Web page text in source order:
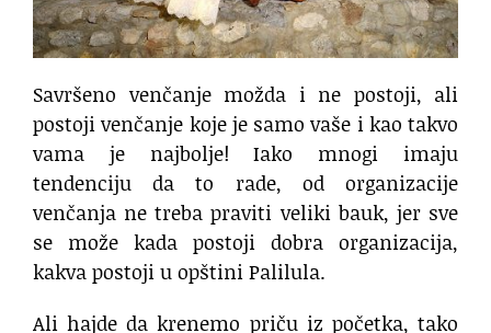
Savršeno venčanje možda i ne postoji, ali
postoji venčanje koje je samo vaše i kao takvo
vama je najbolje! Iako mnogi imaju
tendenciju da to rade, od organizacije
venčanja ne treba praviti veliki bauk, jer sve
se može kada postoji dobra organizacija,
kakva postoji u opštini Palilula.
Ali hajde da krenemo priču iz početka, tako